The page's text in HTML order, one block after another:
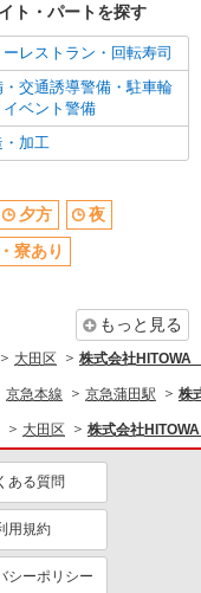
歓迎
代～）活躍中
代～）活躍中
が選べる・シフト自由
給
住宅手当有
取得実績あり
（家族・役職・インセン
）あり
あり
ト・パートを探す
レストラン・回転寿司
交通誘導警備・駐車輪
ベント警備
・加工
夕方
夜
寮あり
もっと見る
大田区 株式会社HITOWA
京急本線 京急蒲田駅 株
大田区 株式会社
ある質問
用規約
シーポリシー